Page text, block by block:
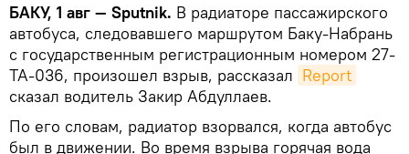
БАКУ, 1 авг — Sputnik. В радиаторе пассажирского
автобуса, следовавшего маршрутом Баку-Набрань
с государственным регистрационным номером 27-
TA-036, произошел взрыв, рассказал Report
сказал водитель Закир Абдуллаев.
По его словам, радиатор взорвался, когда автобус
был в движении. Во время взрыва горячая вода